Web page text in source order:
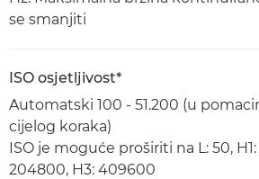
se smanjiti
ISO osjetljivost*
Automatski 100 - 51.200 (u
cijelog koraka)
ISO je moguće proširiti na L: 50,
204800, H3: 409600